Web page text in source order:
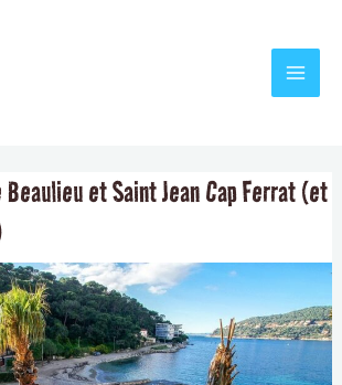
et Saint Jean Cap Ferrat (et